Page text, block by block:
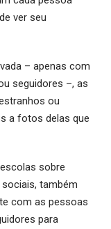
ver seu
– apenas com
seguidores –, as
ou
a fotos delas que
sobre
também
com as pessoas
para